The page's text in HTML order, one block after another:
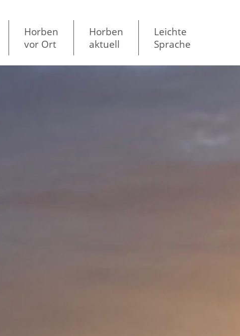
Horben
vor Ort
Horben
aktuell
Leichte
Sprache